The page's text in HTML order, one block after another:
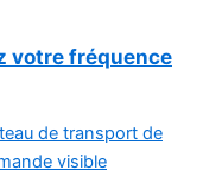
votre fréquence